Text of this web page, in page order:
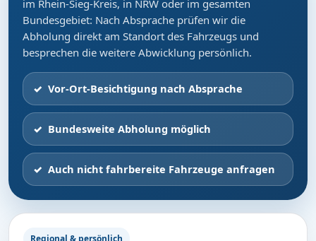
im Rhein-Sieg-Kreis, in NRW oder im gesamten
Bundesgebiet: Nach Absprache prüfen wir die
Abholung direkt am Standort des Fahrzeugs und
besprechen die weitere Abwicklung persönlich.
Vor-Ort-Besichtigung nach Absprache
Bundesweite Abholung möglich
Auch nicht fahrbereite Fahrzeuge anfragen
Regional & persönlich